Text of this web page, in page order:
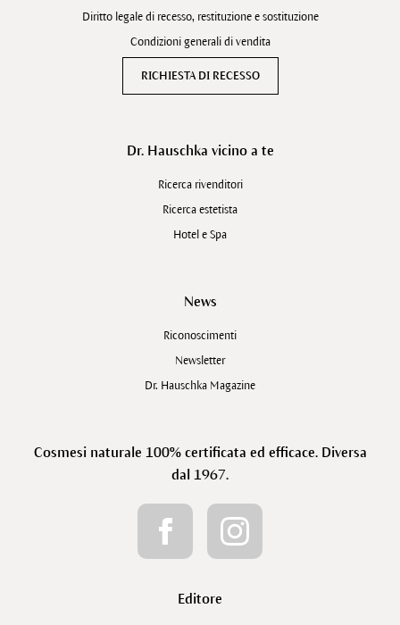
Diritto legale di recesso, restituzione e sostituzione
Condizioni generali di vendita
RICHIESTA DI RECESSO
Dr. Hauschka vicino a te
Ricerca rivenditori
Ricerca estetista
Hotel e Spa
News
Riconoscimenti
Newsletter
Dr. Hauschka Magazine
Cosmesi naturale 100% certificata ed efficace. Diversa
dal 1967.
Editore